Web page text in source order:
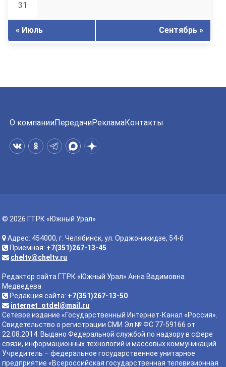
31
« Июль Сентябрь »
О компанииПередачиРекламаКонтакты
© 2026 ГТРК «Южный Урал»
Адрес: 454000, г. Челябинск, ул. Орджоникидзе, 54-б
Приемная: +7(351)267-13-45
cheltv@cheltv.ru
Редактор сайта ГТРК «Южный Урал» Анна Вадимовна
Медведева
Редакция сайта: +7(351)267-13-50
internet_otdel@mail.ru
Сетевое издание «Государственный Интернет-Канал «Россия».
Свидетельство о регистрации СМИ Эл № ФС 77-59166 от
22.08.2014. Выдано Федеральной службой по надзору в сфере
связи, информационных технологий и массовых коммуникаций.
Учредитель – федеральное государственное унитарное
предприятие «Всероссийская государственная телевизионная